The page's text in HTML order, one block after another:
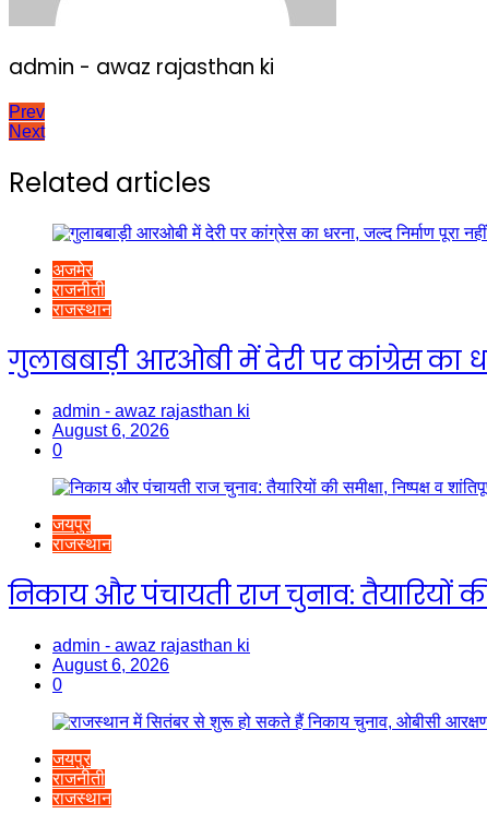
admin - awaz rajasthan ki
Post
Prev
Next
Related articles
अजमेर
राजनीती
राजस्थान
गुलाबबाड़ी आरओबी में देरी पर कांग्रेस का
admin - awaz rajasthan ki
August 6, 2026
0
जयपुर
राजस्थान
निकाय और पंचायती राज चुनाव: तैयारियों
admin - awaz rajasthan ki
August 6, 2026
0
जयपुर
राजनीती
राजस्थान